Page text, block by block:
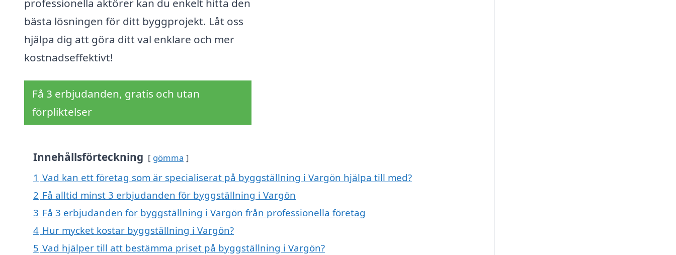
professionella aktörer kan du enkelt hitta den
bästa lösningen för ditt byggprojekt. Låt oss
hjälpa dig att göra ditt val enklare och mer
kostnadseffektivt!
Få 3 erbjudanden, gratis och utan
förpliktelser
Innehållsförteckning gömma
1 Vad kan ett företag som är specialiserat på byggställning i Vargön hjälpa till med?
2 Få alltid minst 3 erbjudanden för byggställning i Vargön
3 Få 3 erbjudanden för byggställning i Vargön från professionella företag
4 Hur mycket kostar byggställning i Vargön?
5 Vad hjälper till att bestämma priset på byggställning i Vargön?